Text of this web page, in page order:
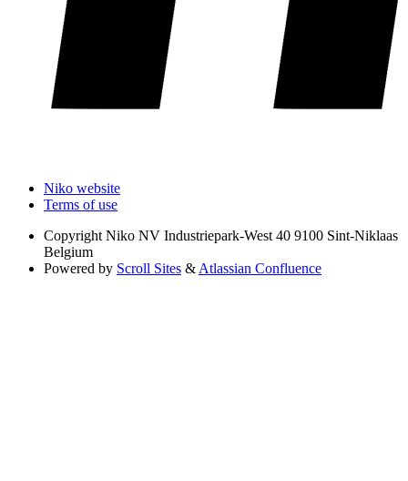
Niko website
Terms of use
Copyright Niko NV Industriepark-West 40 9100 Sint-Niklaas
Belgium
Powered by Scroll Sites & Atlassian Confluence